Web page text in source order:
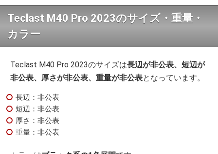
Teclast M40 Pro 2023のサイズ・重量・
カラー
Teclast M40 Pro 2023のサイズは長辺が非公表、短辺が
非公表、厚さが非公表、重量が非公表となっています。
長辺：非公表
短辺：非公表
厚さ：非公表
重量：非公表